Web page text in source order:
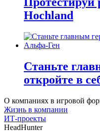
Hochland
Станьте
откройте в
О компаниях в игровой
Жизнь в компании
ИТ-проекты
HeadHunter